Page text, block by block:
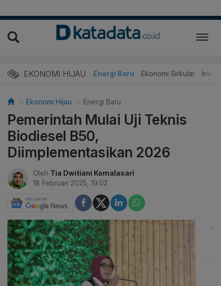
EKONOMI HIJAU Energi Baru Ekonomi Sirkular
Ekonomi Hijau Energi Baru
Pemerintah Mulai Uji Teknis
Biodiesel B50,
Diimplementasikan 2026
Oleh Tia Dwitiani Komalasari
18 Februari 2025, 19:02